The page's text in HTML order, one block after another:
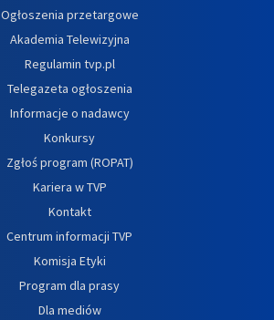
Ogłoszenia przetargowe
Akademia Telewizyjna
Regulamin tvp.pl
Telegazeta ogłoszenia
Informacje o nadawcy
Konkursy
Zgłoś program (ROPAT)
Kariera w TVP
Kontakt
Centrum informacji TVP
Komisja Etyki
Program dla prasy
Dla mediów